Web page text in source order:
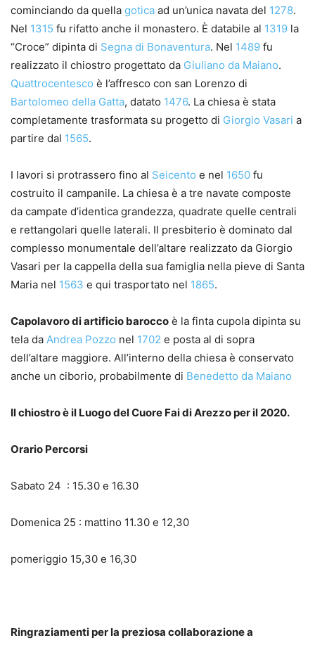
cominciando da quella gotica ad un’unica navata del 1278.
Nel 1315 fu rifatto anche il monastero. È databile al 1319 la
“Croce” dipinta di Segna di Bonaventura. Nel 1489 fu
realizzato il chiostro progettato da Giuliano da Maiano.
Quattrocentesco è l’affresco con san Lorenzo di
Bartolomeo della Gatta, datato 1476. La chiesa è stata
completamente trasformata su progetto di Giorgio Vasari a
partire dal 1565.
I lavori si protrassero fino al Seicento e nel 1650 fu
costruito il campanile. La chiesa è a tre navate composte
da campate d’identica grandezza, quadrate quelle centrali
e rettangolari quelle laterali. Il presbiterio è dominato dal
complesso monumentale dell’altare realizzato da Giorgio
Vasari per la cappella della sua famiglia nella pieve di Santa
Maria nel 1563 e qui trasportato nel 1865.
Capolavoro di artificio barocco è la finta cupola dipinta su
tela da Andrea Pozzo nel 1702 e posta al di sopra
dell’altare maggiore. All’interno della chiesa è conservato
anche un ciborio, probabilmente di Benedetto da Maiano
Il chiostro è il Luogo del Cuore Fai di Arezzo per il 2020.
Orario Percorsi
Sabato 24 : 15.30 e 16.30
Domenica 25 : mattino 11.30 e 12,30
pomeriggio 15,30 e 16,30
Ringraziamenti per la preziosa collaborazione a